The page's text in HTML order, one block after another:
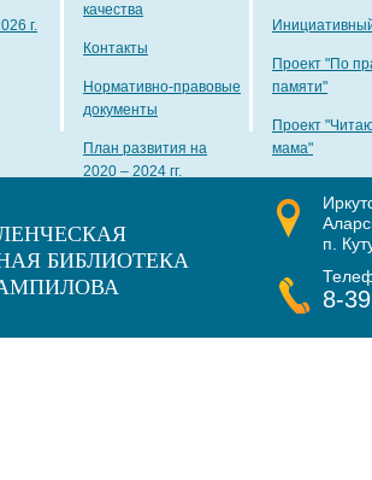
г.
качества
Контакты
Нормативно-правовые
документы
План развития на
2020 – 2024 гг.
Проект "По
памяти"
Проект
мама"
БИБЛИОТЕКА
п.
8-